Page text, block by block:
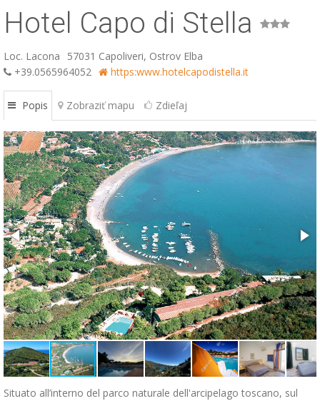
Hotel Capo di Stella
Loc. Lacona
57031 Capoliveri, Ostrov Elba
+39.0565964052
https:www.hotelcapodistella.it
Popis Zobraziť mapu Zdieľaj
Situato all’interno del parco naturale dell'arcipelago toscano, sul